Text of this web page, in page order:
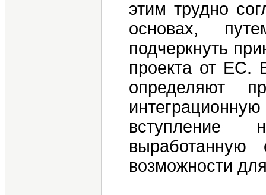
этим трудно
основах,
подчеркнуть
проекта от ЕС.
определяют
вступление
выработанную
возможности